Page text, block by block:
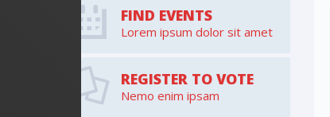
FIND EVENTS
Lorem ipsum dolor sit amet
REGISTER TO VOTE
Nemo enim ipsam